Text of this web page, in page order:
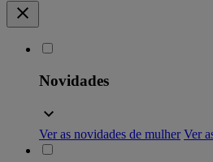
Novidades
Ver as novidades de mulher Ver